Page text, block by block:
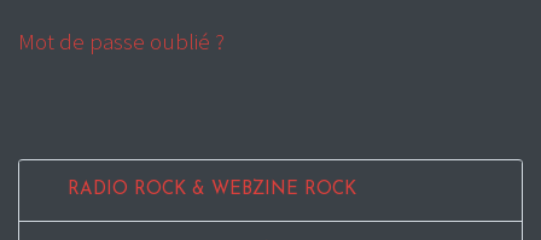
Mot de passe oublié ?
RADIO ROCK & WEBZINE ROCK